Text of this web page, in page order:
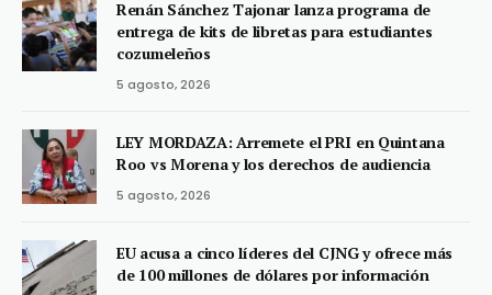
Renán Sánchez Tajonar lanza programa de
entrega de kits de libretas para estudiantes
cozumeleños
5 agosto, 2026
LEY MORDAZA: Arremete el PRI en Quintana
Roo vs Morena y los derechos de audiencia
5 agosto, 2026
EU acusa a cinco líderes del CJNG y ofrece más
de 100 millones de dólares por información